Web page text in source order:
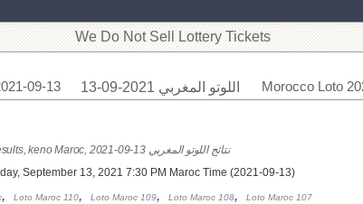
​We Do Not Sell Lottery Tickets
09-13 اللوتو المغربي 2021-09-13 Morocco Loto
Loto Maroc & Quatro Results, keno Maroc, 2021-09-13 نتائج اللوتو المغربي
September 13, 2021 7:30 PM Maroc Time (2021-09-13)
, Loto Maroc 110, Loto Maroc 109, Loto Maroc 108, Loto Maroc 107